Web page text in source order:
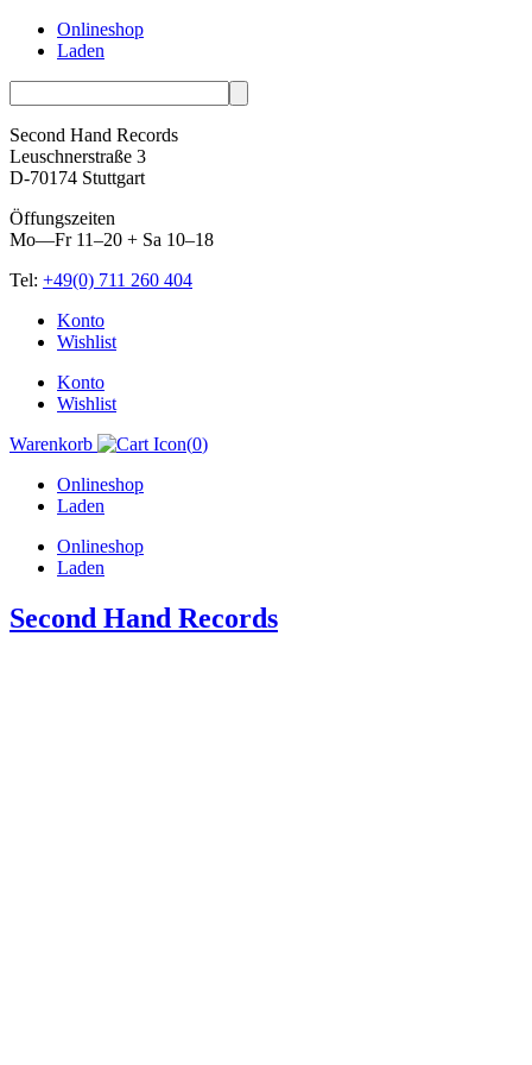
Onlineshop
Laden
Second Hand Records
Leuschnerstraße 3
D-70174 Stuttgart
Öffungszeiten
Mo—Fr 11–20 + Sa 10–18
Tel: +49(0) 711 260 404
Skip
Konto
Wishlist
Konto
Wishlist
Warenkorb
(0)
Onlineshop
Laden
Onlineshop
Laden
Second Hand Records